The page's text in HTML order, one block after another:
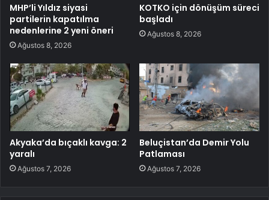
MHP’li Yıldız siyasi
partilerin kapatılma
nedenlerine 2 yeni öneri
Ağustos 8, 2026
KOTKO için dönüşüm süreci
başladı
Ağustos 8, 2026
Akyaka’da bıçaklı kavga: 2
yaralı
Ağustos 7, 2026
Beluçistan’da Demir Yolu
Patlaması
Ağustos 7, 2026